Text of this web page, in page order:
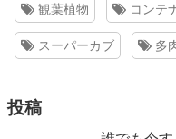
観葉植物 コンテ
スーパーカブ 多
投稿